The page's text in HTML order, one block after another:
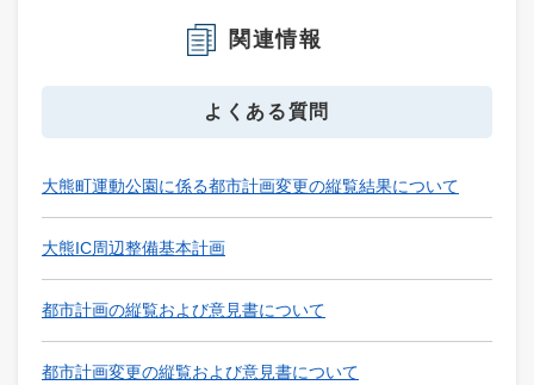
関連情報
よくある質問
大熊町運動公園に係る都市計画変更の縦覧結果について
大熊IC周辺整備基本計画
都市計画の縦覧および意見書について
都市計画変更の縦覧および意見書について